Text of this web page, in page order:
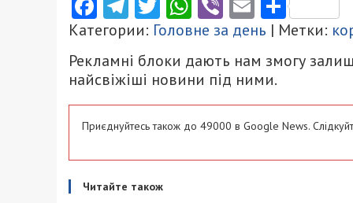
Категории: Головне за день | Метки:
Рекламні блоки дають нам змогу
найсвіжіші новини під ними.
Приєднуйтесь також до 49000 в Google News.
Читайте також